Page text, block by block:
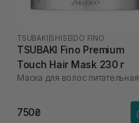
TSUBAKI SHISEIDO FINO
TSUBAKI Fino Premium
Touch Hair Mask 230 г
Маска для волос питательная
750₴